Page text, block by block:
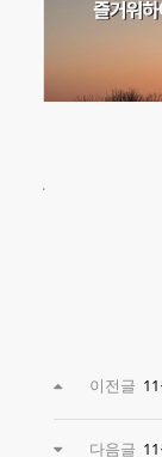
강해설교
.
이전글
다음글